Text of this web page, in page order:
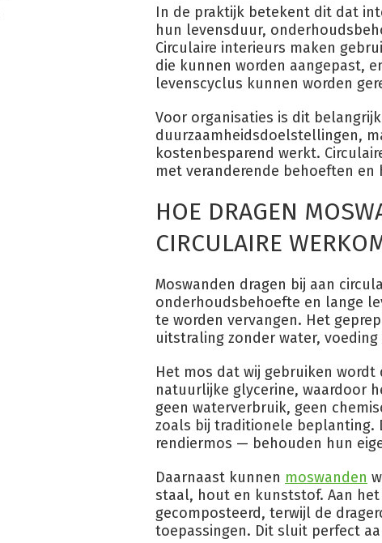
In de praktijk betekent dit dat
hun levensduur,
Circulaire interieurs maken
die kunnen worden aangepast,
levenscyclus kunnen worden
Voor organisaties is dit
duurzaamheidsdoelstellingen,
kostenbesparend werkt.
met veranderende behoeften
HOE DRAGEN
CIRCULAIRE
Moswanden dragen bij aan
onderhoudsbehoefte en lange
te worden vervangen. Het
uitstraling zonder water, voeding
Het mos dat wij gebruiken
natuurlijke glycerine, waardoor
geen waterverbruik, geen
zoals bij traditionele
rendiermos — behouden hun
Daarnaast kunnen moswanden
staal, hout en kunststof. Aan
gecomposteerd, terwijl de
toepassingen. Dit sluit perfect